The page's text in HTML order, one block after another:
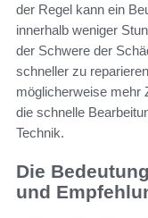
der Regel kann ein
innerhalb weniger
der Schwere der
schneller zu
möglicherweise mehr
die schnelle
Technik.
Die
und